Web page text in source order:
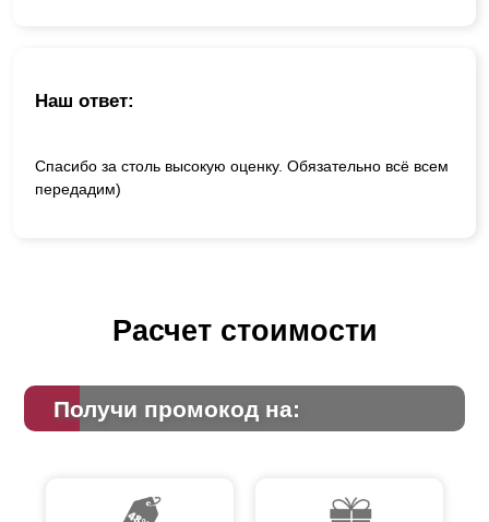
Наш ответ:
Спасибо за столь высокую оценку. Обязательно всё всем
передадим)
Расчет стоимости
Получи промокод на: